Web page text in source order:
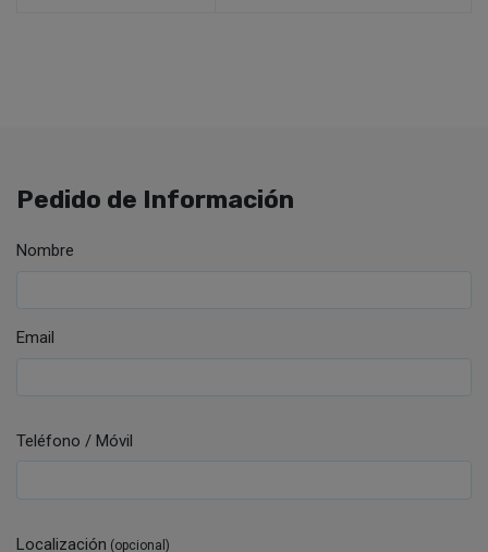
Pedido de Información
Nombre
Email
Teléfono / Móvil
Localización (opcional)